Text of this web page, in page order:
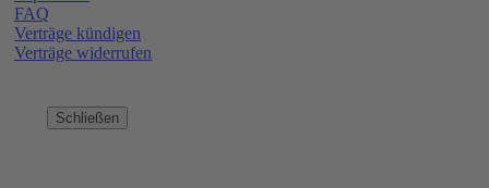
FAQ
Verträge kündigen
Verträge widerrufen
Schließen